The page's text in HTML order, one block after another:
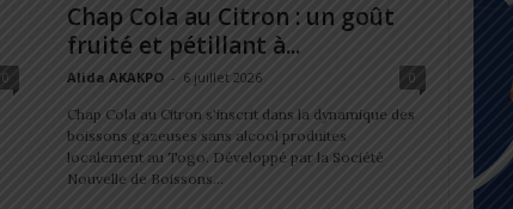
0
Chap Cola au Citron : un goût
fruité et pétillant à...
Alida AKAKPO - 6 juillet 2026 0
Chap Cola au Citron s'inscrit dans la dynamique des
boissons gazeuses sans alcool produites
localement au Togo. Développé par la Société
Nouvelle de Boissons...